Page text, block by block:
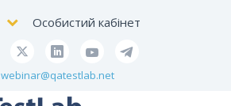
webinar@qatestlab.net
Особистий кабінет